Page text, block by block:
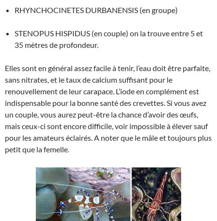
RHYNCHOCINETES DURBANENSIS (en groupe)
STENOPUS HISPIDUS (en couple) on la trouve entre 5 et
35 mètres de profondeur.
Elles sont en général assez facile à tenir, l’eau doit être parfaite,
sans nitrates, et le taux de calcium suffisant pour le
renouvellement de leur carapace. L’iode en complément est
indispensable pour la bonne santé des crevettes. Si vous avez
un couple, vous aurez peut-être la chance d’avoir des œufs,
mais ceux-ci sont encore difficile, voir impossible à élever sauf
pour les amateurs éclairés. A noter que le mâle et toujours plus
petit que la femelle.